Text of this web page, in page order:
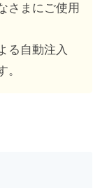
さまにご使用
る自動注入